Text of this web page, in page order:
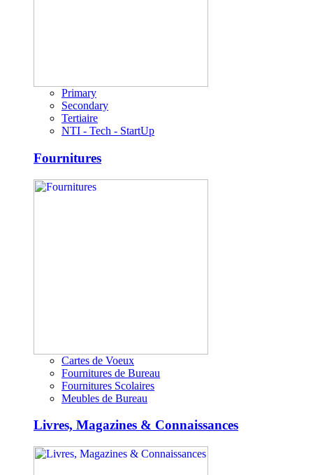
Primary
Secondary
Tertiaire
NTI - Tech - StartUp
Fournitures
Cartes de Voeux
Fournitures de Bureau
Fournitures Scolaires
Meubles de Bureau
Livres, Magazines & Connaissances